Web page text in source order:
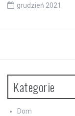
grudzień 2021
Kategorie
Dom